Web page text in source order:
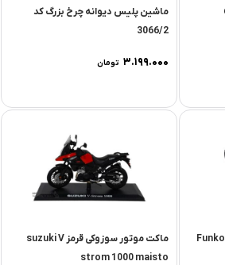
ماشین پلیس دیوانه چرخ بزرگ کد
3066/2
۳.۱۹۹.۰۰۰ تومان
اکشن فیگور سفینه استار وارز Funko
ماکت موتور سوزوکی قرمز suzuki V
strom 1000 maisto